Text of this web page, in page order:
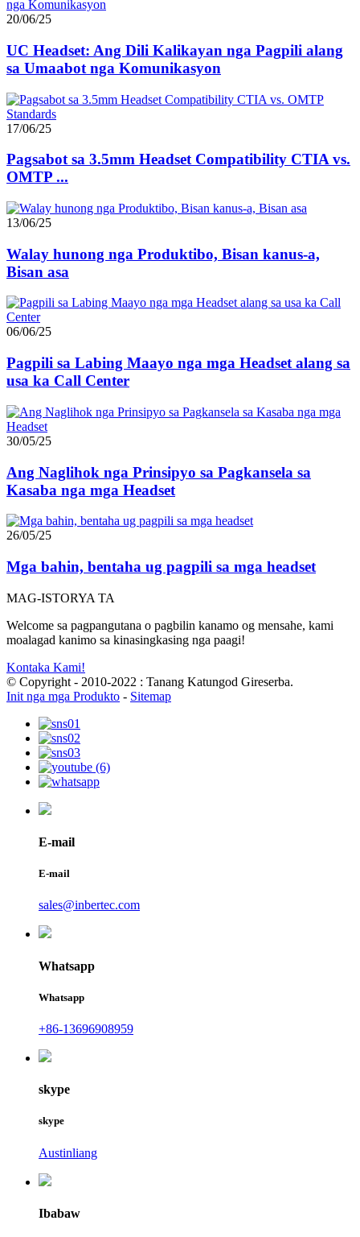
20/06/25
UC Headset: Ang Dili Kalikayan nga Pagpili alang
sa Umaabot nga Komunikasyon
17/06/25
Pagsabot sa 3.5mm Headset Compatibility CTIA vs.
OMTP ...
13/06/25
Walay hunong nga Produktibo, Bisan kanus-a,
Bisan asa
06/06/25
Pagpili sa Labing Maayo nga mga Headset alang sa
usa ka Call Center
30/05/25
Ang Naglihok nga Prinsipyo sa Pagkansela sa
Kasaba nga mga Headset
26/05/25
Mga bahin, bentaha ug pagpili sa mga headset
MAG-ISTORYA TA
Welcome sa pagpangutana o pagbilin kanamo og mensahe, kami
moalagad kanimo sa kinasingkasing nga paagi!
Kontaka Kami!
© Copyright - 2010-2022 : Tanang Katungod Gireserba.
Init nga mga Produkto - Sitemap
E-mail
E-mail
sales@inbertec.com
Whatsapp
Whatsapp
+86-13696908959
skype
skype
Austinliang
Ibabaw